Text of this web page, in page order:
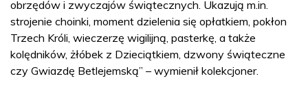
obrzędów i zwyczajów świątecznych. Ukazują m.in.
strojenie choinki, moment dzielenia się opłatkiem, pokłon
Trzech Króli, wieczerzę wigilijną, pasterkę, a także
kolędników, żłóbek z Dzieciątkiem, dzwony świąteczne
czy Gwiazdę Betlejemską” – wymienił kolekcjoner.